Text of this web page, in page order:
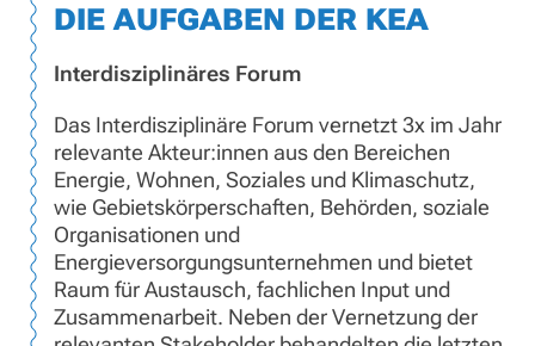
DIE AUFGABEN DER KEA
Interdisziplinäres Forum
Das Interdisziplinäre Forum vernetzt 3x im Jahr
relevante Akteur:innen aus den Bereichen
Energie, Wohnen, Soziales und Klimaschutz,
wie Gebietskörperschaften, Behörden, soziale
Organisationen und
Energieversorgungsunternehmen und bietet
Raum für Austausch, fachlichen Input und
Zusammenarbeit. Neben der Vernetzung der